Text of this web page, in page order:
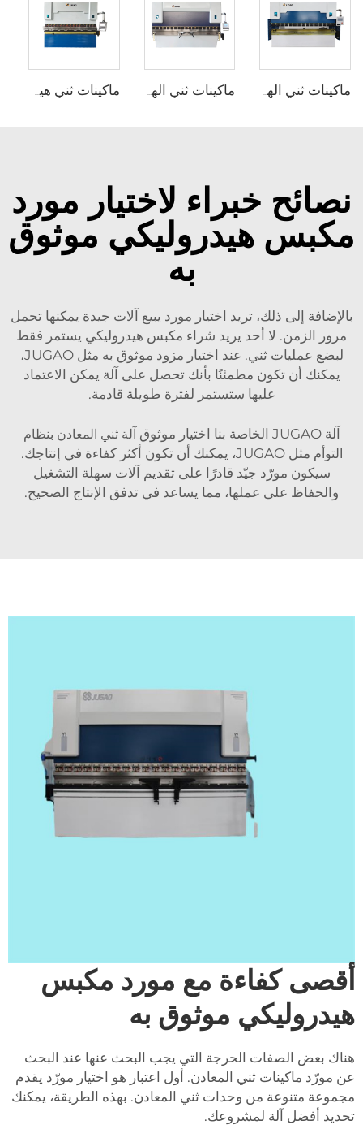
ماكينات ثني الهيدروليكية WC67Y مع متحكم CNC من نوع E300
نصائح خبراء لاختيار مورد
مكبس هيدروليكي موثوق
به
بالإضافة إلى ذلك، تريد اختيار مورد يبيع آلات جيدة يمكنها تحمل
مرور الزمن. لا أحد يريد شراء مكبس هيدروليكي يستمر فقط
لبضع عمليات ثني. عند اختيار مزود موثوق به مثل JUGAO،
يمكنك أن تكون مطمئنًا بأنك تحصل على آلة يمكن الاعتماد
عليها ستستمر لفترة طويلة قادمة.
آلة JUGAO الخاصة بنا اختيار موثوق
آلة ثني المعادن بنظام
التوأم
مثل JUGAO، يمكنك أن تكون أكثر كفاءة في إنتاجك.
سيكون مورّد جيّد قادرًا على تقديم آلات سهلة التشغيل
والحفاظ على عملها، مما يساعد في تدفق الإنتاج الصحيح.
أقصى كفاءة مع مورد مكبس
هيدروليكي موثوق به
هناك بعض الصفات الحرجة التي يجب البحث عنها عند البحث
عن مورّد ماكينات ثني المعادن. أول اعتبار هو اختيار مورّد يقدم
مجموعة متنوعة من وحدات ثني المعادن. بهذه الطريقة، يمكنك
تحديد أفضل آلة لمشروعك.